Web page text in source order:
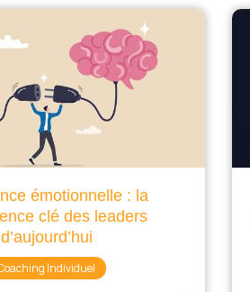
émotionnelle : la
clé des leaders
d’aujourd’hui
Individuel